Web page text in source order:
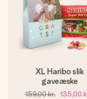
XL Haribo slik
gaveæske
159,00 kr. 135,00